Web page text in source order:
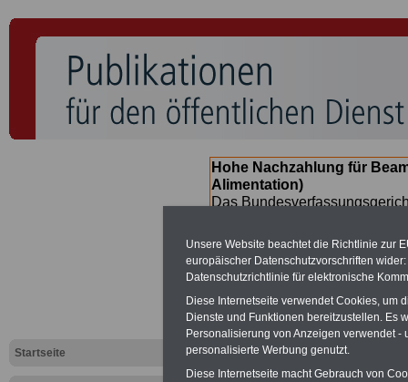
Startseite
Hohe Nachzahlung für
Alimentation)
Das
Neuregelung der Besoldung
(Beamte &
Nachzahlungen
SERVICE gibt hierzu eine
dem Beschluss des
wird (im II. Quartal.2026) >>>
Unsere Website beachtet die Richtlinie zur
europäischer Datenschutzvorschriften
Datenschutzrichtlinie für elektronische
Diese Internetseite verwendet Cookies, um
Dienste und Funktionen bereitzustellen. Es
Personalisierung von Anzeigen verwendet
personalisierte Werbung genutzt.
Diese Internetseite macht Gebrauch von